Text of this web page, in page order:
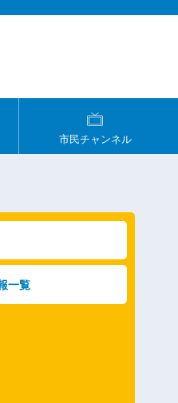
市民チャンネル
一覧